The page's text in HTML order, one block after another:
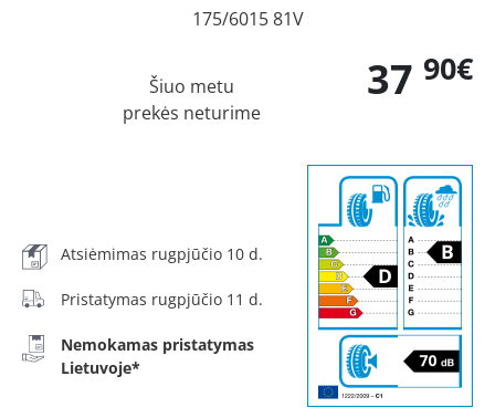
175/6015 81V
37 90€
Šiuo metu
prekės neturime
Atsiėmimas rugpjūčio 10 d.
Pristatymas rugpjūčio 11 d.
Nemokamas pristatymas
Lietuvoje*